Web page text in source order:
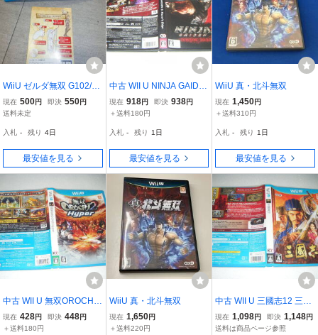
WiiU ゼルダ無双 G102/43
03
現在 500円 即決 550円
送料未定
入札 - 残り 4日
最安値を見る
中古 WII U NINJA GAIDE
N 3： Razor’s Edge 動作
保証 同梱可
現在 918円 即決 938円
＋送料180円
入札 - 残り 1日
最安値を見る
WiiU 真・北斗無双
現在 1,450円
＋送料310円
入札 - 残り 1日
最安値を見る
中古 WII U 無双OROCHI2
Hyper 動作保証 同梱可
現在 428円 即決 448円
＋送料180円
WiiU 真・北斗無双
現在 1,650円
＋送料220円
中古 WII U 三國志12 三国
志 動作保証 同梱可
現在 1,098円 即決 1,148円
送料は商品ページ参照